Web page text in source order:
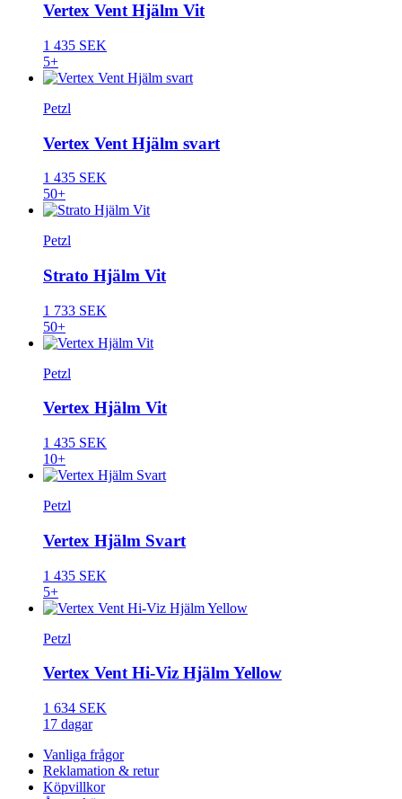
Vertex Vent Hjälm Vit
1 435 SEK
5+
Petzl
Vertex Vent Hjälm svart
1 435 SEK
50+
Petzl
Strato Hjälm Vit
1 733 SEK
50+
Petzl
Vertex Hjälm Vit
1 435 SEK
10+
Petzl
Vertex Hjälm Svart
1 435 SEK
5+
Petzl
Vertex Vent Hi-Viz Hjälm Yellow
1 634 SEK
17 dagar
Vanliga frågor
Reklamation & retur
Köpvillkor